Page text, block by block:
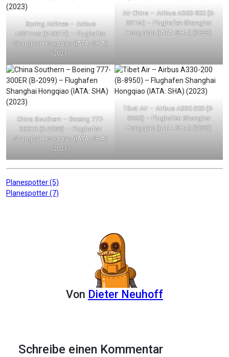
Spring Airlines – Airbus
A321neo (B-30FZ) – Flughafen
Shanghai Hongqiao (IATA: SHA)
(2023)
Air China – Airbus A350-900 (B-
321M) – Flughafen Shanghai
Hongqiao (IATA: SHA) (2023)
China Southern – Boeing 777-
300ER (B-2099) – Flughafen
Shanghai Hongqiao (IATA: SHA)
(2023)
Tibet Air – Airbus A330-200 (B-
8950) – Flughafen Shanghai
Hongqiao (IATA: SHA) (2023)
Beitragsnavigation
Planespotter (5)
Planespotter (7)
Von Dieter Neuhoff
Schreibe einen Kommentar